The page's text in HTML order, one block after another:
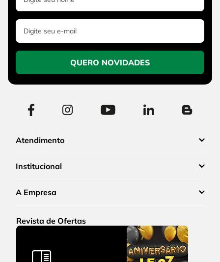
QUERO NOVIDADES
Atendimento
Institucional
A Empresa
Revista de Ofertas